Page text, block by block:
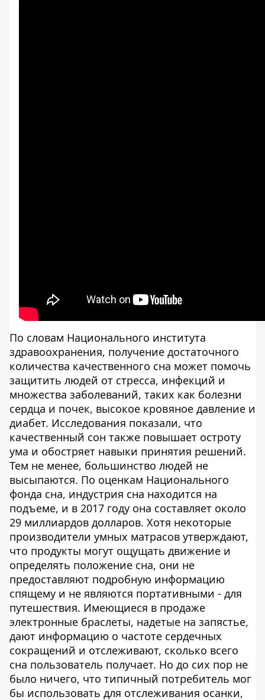
По словам Национального института
здравоохранения, получение достаточного
количества качественного сна может помочь
защитить людей от стресса, инфекций и
множества заболеваний, таких как болезни
сердца и почек, высокое кровяное давление и
диабет. Исследования показали, что
качественный сон также повышает остроту
ума и обостряет навыки принятия решений.
Тем не менее, большинство людей не
высыпаются. По оценкам Национального
фонда сна, индустрия сна находится на
подъеме, и в 2017 году она составляет около
29 миллиардов долларов. Хотя некоторые
производители умных матрасов утверждают,
что продукты могут ощущать движение и
определять положение сна, они не
предоставляют подробную информацию
спящему и не являются портативными - для
путешествия. Имеющиеся в продаже
электронные браслеты, надетые на запястье,
дают информацию о частоте сердечных
сокращений и отслеживают, сколько всего
сна пользователь получает. Но до сих пор не
было ничего, что типичный потребитель мог
бы использовать для отслеживания осанки,